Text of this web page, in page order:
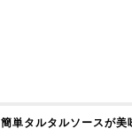
簡単タルタルソースが